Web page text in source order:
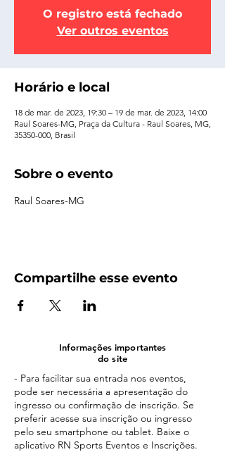
O registro está fechado
Ver outros eventos
Horário e local
18 de mar. de 2023, 19:30 – 19 de mar. de 2023, 14:00
Raul Soares-MG, Praça da Cultura - Raul Soares, MG,
35350-000, Brasil
Sobre o evento
Raul Soares-MG
Compartilhe esse evento
Informações importantes
do site
- Para facilitar sua entrada nos eventos,
pode ser necessária a apresentação do
ingresso ou confirmação de inscrição. Se
preferir acesse sua inscrição ou ingresso
pelo seu smartphone ou tablet. Baixe o
aplicativo RN Sports Eventos e Inscrições.